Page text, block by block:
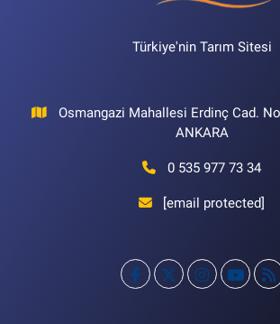
Türkiye'nin Tarım Sitesi
Osmangazi Mahallesi Erdinç Cad.
ANKARA
0 535 977 73 34
[email protected]